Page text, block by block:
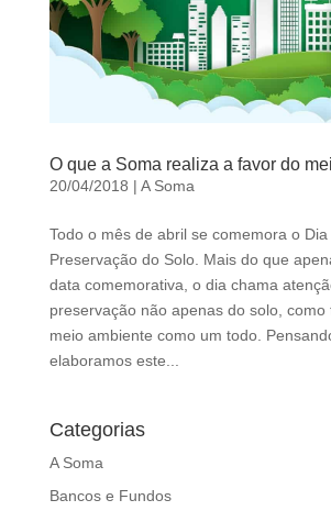
l
d
s
l
d
e
l
e
f
t
b
n
k
O que a Soma realiza a favor do
20/04/2018 | A Soma
Todo o mês de abril se comemora o
Preservação do Solo. Mais do que
data comemorativa, o dia chama
preservação não apenas do solo, como
meio ambiente como um todo.
elaboramos este...
Categorias
A Soma
Bancos e Fundos